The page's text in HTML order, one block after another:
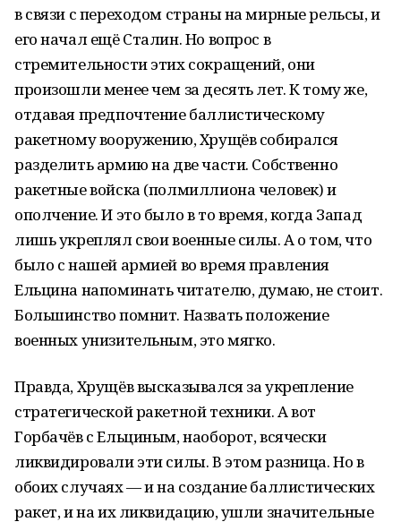
в связи с переходом страны на мирные рельсы, и
его начал ещё Сталин. Но вопрос в
стремительности этих сокращений, они
произошли менее чем за десять лет. К тому же,
отдавая предпочтение баллистическому
ракетному вооружению, Хрущёв собирался
разделить армию на две части. Собственно
ракетные войска (полмиллиона человек) и
ополчение. И это было в то время, когда Запад
лишь укреплял свои военные силы. А о том, что
было с нашей армией во время правления
Ельцина напоминать читателю, думаю, не стоит.
Большинство помнит. Назвать положение
военных унизительным, это мягко.
Правда, Хрущёв высказывался за укрепление
стратегической ракетной техники. А вот
Горбачёв с Ельциным, наоборот, всячески
ликвидировали эти силы. В этом разница. Но в
обоих случаях — и на создание баллистических
ракет, и на их ликвидацию, ушли значительные